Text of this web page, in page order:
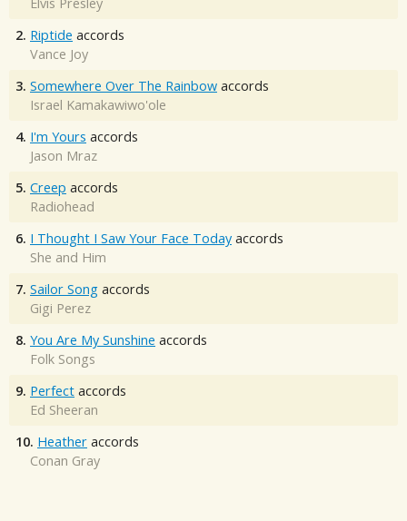
Elvis Presley
2. Riptide accords
Vance Joy
3. Somewhere Over The Rainbow accords
Israel Kamakawiwo'ole
4. I'm Yours accords
Jason Mraz
5. Creep accords
Radiohead
6. I Thought I Saw Your Face Today accords
She and Him
7. Sailor Song accords
Gigi Perez
8. You Are My Sunshine accords
Folk Songs
9. Perfect accords
Ed Sheeran
10. Heather accords
Conan Gray